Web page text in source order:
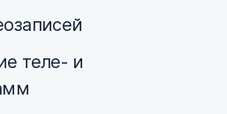
теле- и